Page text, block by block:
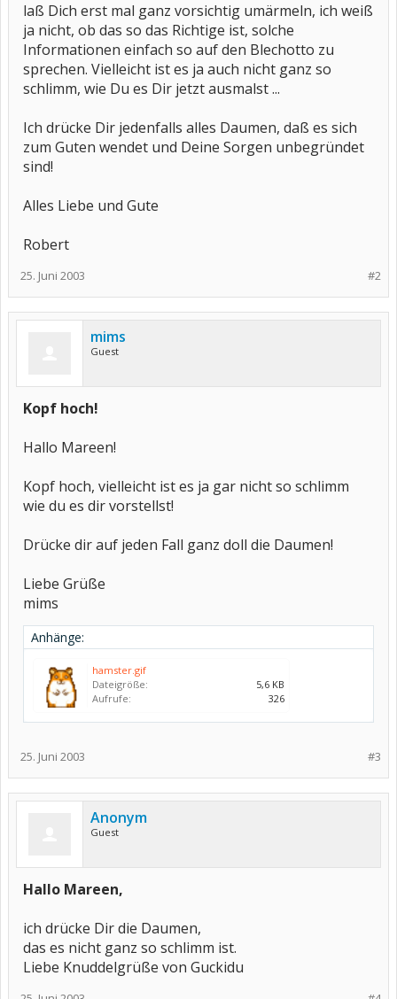
laß Dich erst mal ganz vorsichtig umärmeln, ich weiß
ja nicht, ob das so das Richtige ist, solche
Informationen einfach so auf den Blechotto zu
sprechen. Vielleicht ist es ja auch nicht ganz so
schlimm, wie Du es Dir jetzt ausmalst ...
Ich drücke Dir jedenfalls alles Daumen, daß es sich
zum Guten wendet und Deine Sorgen unbegründet
sind!
Alles Liebe und Gute
Robert
#2
25. Juni 2003
mims
Guest
Kopf hoch!
Hallo Mareen!
Kopf hoch, vielleicht ist es ja gar nicht so schlimm
wie du es dir vorstellst!
Drücke dir auf jeden Fall ganz doll die Daumen!
Liebe Grüße
mims
Anhänge:
hamster.gif
Dateigröße:
5,6 KB
Aufrufe:
326
#3
25. Juni 2003
Anonym
Guest
Hallo Mareen,
ich drücke Dir die Daumen,
das es nicht ganz so schlimm ist.
Liebe Knuddelgrüße von Guckidu